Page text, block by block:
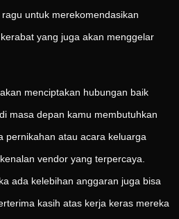
untuk merekomendasikan
yang juga akan menggelar
menciptakan hubungan baik
masa depan kamu membutuhkan
pernikahan atau acara keluarga
vendor yang terpercaya.
ada kelebihan anggaran juga bisa
kasih atas kerja keras mereka